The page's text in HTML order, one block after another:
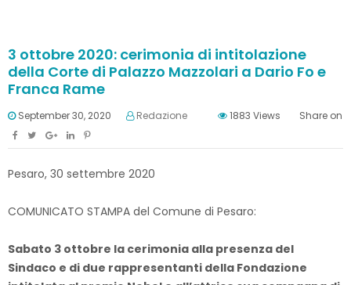
3 ottobre 2020: cerimonia di intitolazione
della Corte di Palazzo Mazzolari a Dario Fo e
Franca Rame
September 30, 2020 Redazione 1883 Views Share on
Pesaro, 30 settembre 2020
COMUNICATO STAMPA del Comune di Pesaro:
Sabato 3 ottobre la cerimonia alla presenza del
Sindaco e di due rappresentanti della Fondazione